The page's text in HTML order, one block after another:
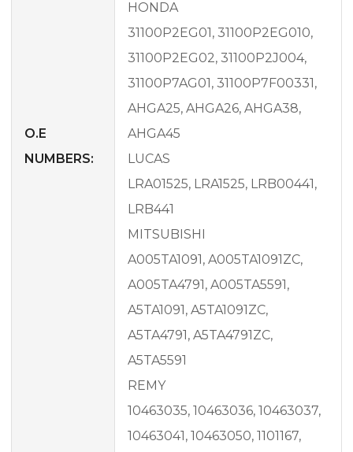
O.E
NUMBERS:
HONDA
31100P2EG01, 31100P2EG010,
31100P2EG02, 31100P2J004,
31100P7AG01, 31100P7F00331,
AHGA25, AHGA26, AHGA38,
AHGA45
LUCAS
LRA01525, LRA1525, LRB00441,
LRB441
MITSUBISHI
A005TA1091, A005TA1091ZC,
A005TA4791, A005TA5591,
A5TA1091, A5TA1091ZC,
A5TA4791, A5TA4791ZC,
A5TA5591
REMY
10463035, 10463036, 10463037,
10463041, 10463050, 1101167,